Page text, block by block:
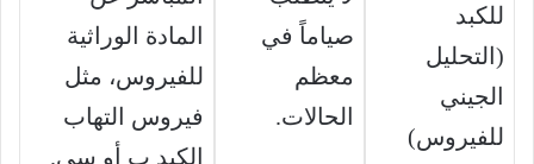
للكبد
(التحليل
الجيني
للفيروس)
صياماً في
معظم
الحالات.
المادة الوراثية
للفيروس، مثل
فيروس التهاب
الكبد ب أو سي.